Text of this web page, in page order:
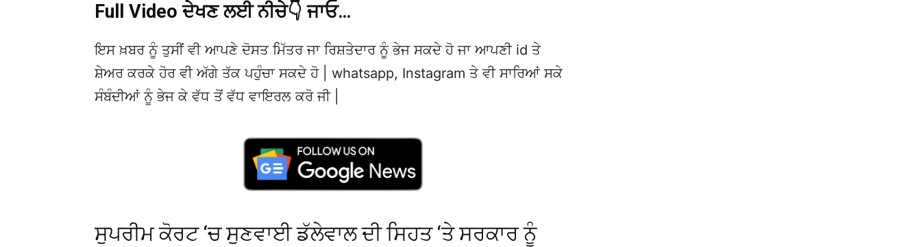
Full Video ਦੇਖਣ ਲਈ ਨੀਚੇ👇 ਜਾਓ…
ਇਸ ਖ਼ਬਰ ਨੂੰ ਤੁਸੀਂ ਵੀ ਆਪਣੇ ਦੋਸਤ ਮਿੱਤਰ ਜਾ ਰਿਸ਼ਤੇਦਾਰ ਨੂੰ ਭੇਜ ਸਕਦੇ ਹੋ ਜਾ ਆਪਣੀ id ਤੇ
ਸ਼ੇਅਰ ਕਰਕੇ ਹੋਰ ਵੀ ਅੱਗੇ ਤੱਕ ਪਹੁੰਚਾ ਸਕਦੇ ਹੋ | whatsapp, Instagram ਤੇ ਵੀ ਸਾਰਿਆਂ ਸਕੇ
ਸੰਬੰਦੀਆਂ ਨੂੰ ਭੇਜ ਕੇ ਵੱਧ ਤੋਂ ਵੱਧ ਵਾਇਰਲ ਕਰੋ ਜੀ |
ਸੁਪਰੀਮ ਕੋਰਟ ‘ਚ ਸੁਣਵਾਈ ਡੱਲੇਵਾਲ ਦੀ ਸਿਹਤ ‘ਤੇ ਸਰਕਾਰ ਨੂੰ